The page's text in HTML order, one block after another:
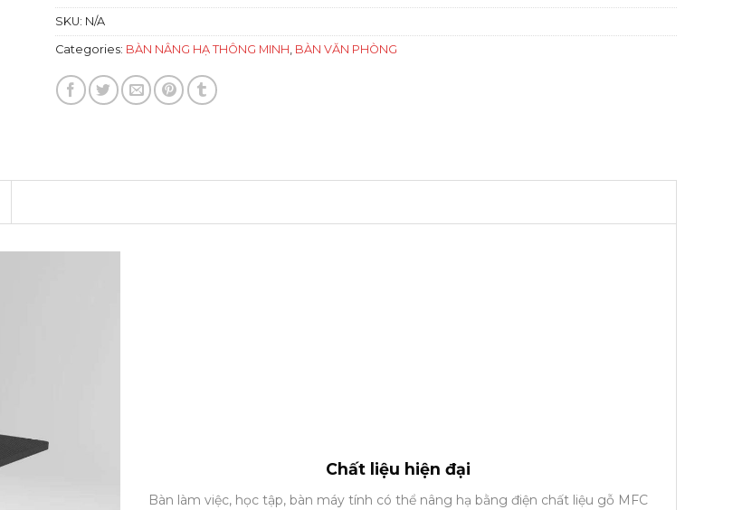
SKU: N/A
Categories: BÀN NÂNG HẠ THÔNG MINH BÀN VĂN PHÒNG
Chất liệu hiện đại
Bàn làm việc, học tập, bàn máy tính có thể nâng hạ bằng điện chất liệu gỗ MFC